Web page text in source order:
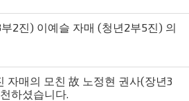
2진) 이예슬 자매 (청년2부5진) 의
자매의 모친 故 노정현 권사(장년3
하셨습니다.